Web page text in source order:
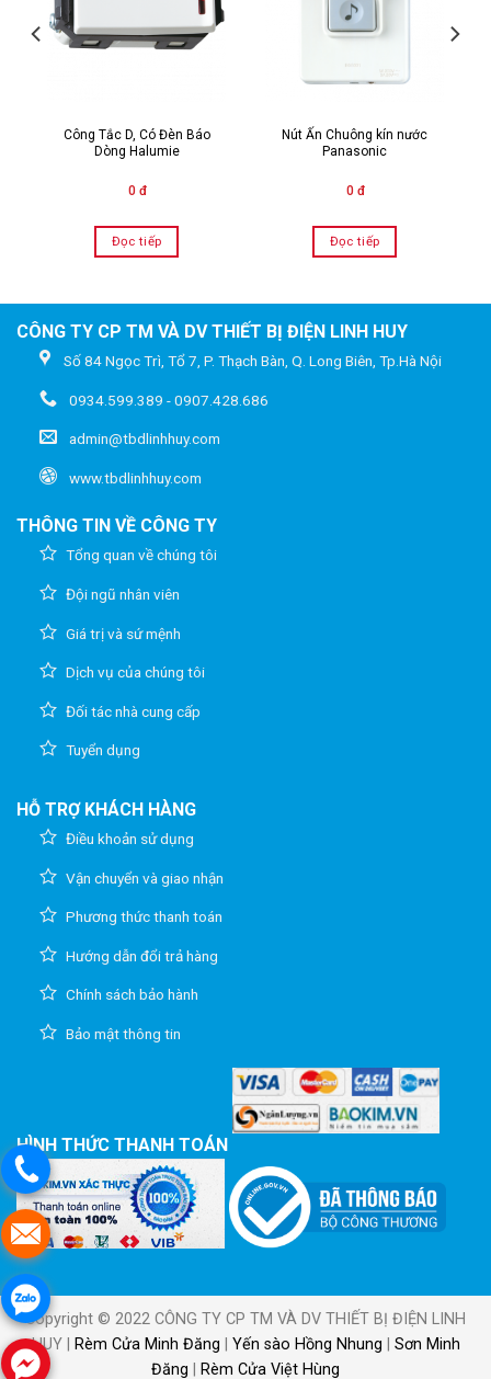
Công Tắc D, Có Đèn Báo
Dòng Halumie
0 đ
Đọc tiếp
Nút Ấn Chuông kín nước
Panasonic
0 đ
Đọc tiếp
CÔNG TY CP TM VÀ DV THIẾT BỊ ĐIỆN LINH HUY
Số 84 Ngọc Trì, Tổ 7, P. Thạch Bàn, Q. Long Biên, Tp.Hà Nội
0934.599.389 - 0907.428.686
admin@tbdlinhhuy.com
www.tbdlinhhuy.com
THÔNG TIN VỀ CÔNG TY
Tổng quan về chúng tôi
Đội ngũ nhân viên
Giá trị và sứ mệnh
Dịch vụ của chúng tôi
Đối tác nhà cung cấp
Tuyển dụng
HỖ TRỢ KHÁCH HÀNG
Điều khoản sử dụng
Vận chuyển và giao nhận
Phương thức thanh toán
Hướng dẫn đổi trả hàng
Chính sách bảo hành
Bảo mật thông tin
HÌNH THỨC THANH TOÁN
Copyright © 2022 CÔNG TY CP TM VÀ DV THIẾT BỊ ĐIỆN LINH
HUY |
Rèm Cửa Minh Đăng Yến sào Hồng Nhung
Sơn Minh
Đăng
Rèm Cửa Việt Hùng